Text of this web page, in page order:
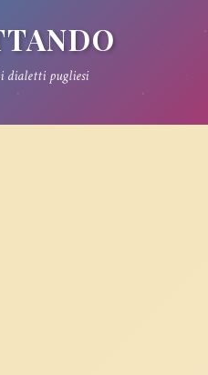
dialetti pugliesi